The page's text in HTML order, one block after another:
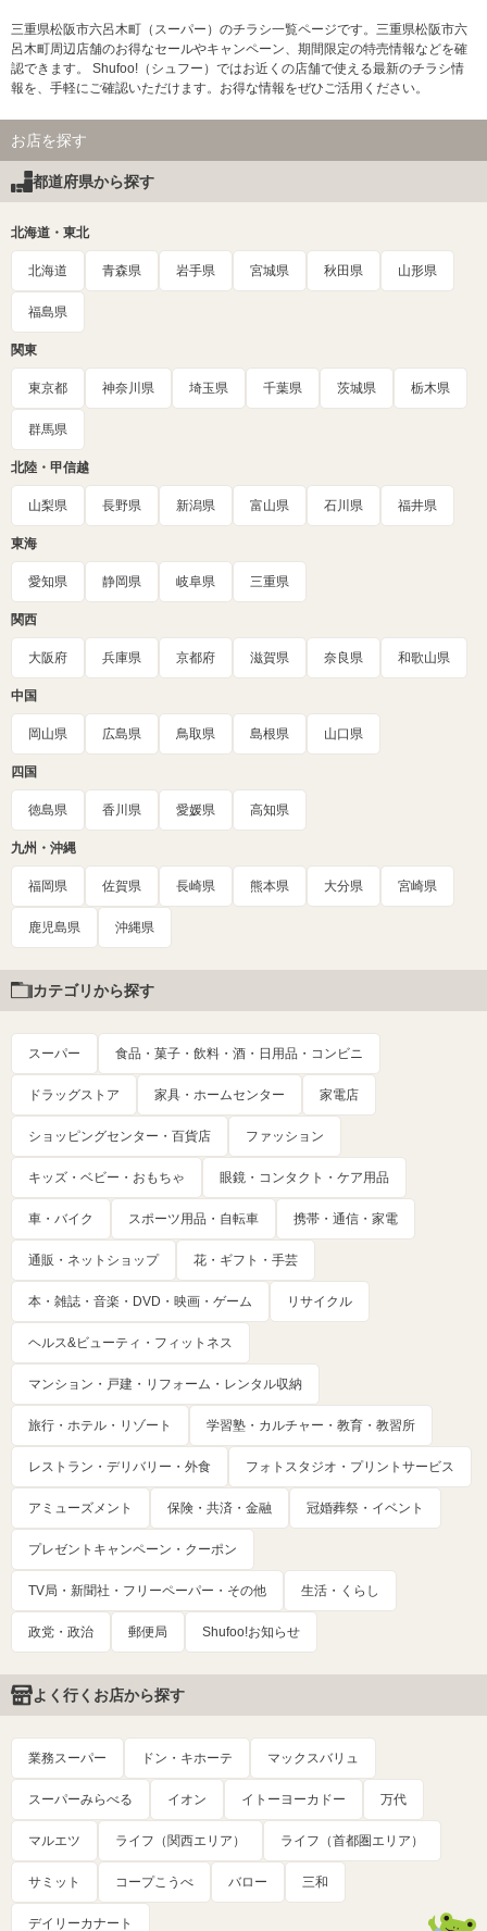
三重県松阪市六呂木町（スーパー）のチラシ一覧ページです。三重県松阪市六
呂木町周辺店舗のお得なセールやキャンペーン、期間限定の特売情報などを確
認できます。 Shufoo!（シュフー）ではお近くの店舗で使える最新のチラシ情
報を、手軽にご確認いただけます。お得な情報をぜひご活用ください。
お店を探す
都道府県から探す
北海道・東北
北海道 青森県 岩手県 宮城県 秋田県 山形県
福島県
関東
東京都 神奈川県 埼玉県 千葉県 茨城県 栃木県
群馬県
北陸・甲信越
山梨県 長野県 新潟県 富山県 石川県 福井県
東海
愛知県 静岡県 岐阜県 三重県
関西
大阪府 兵庫県 京都府 滋賀県 奈良県 和歌山県
中国
岡山県 広島県 鳥取県 島根県 山口県
四国
徳島県 香川県 愛媛県 高知県
九州・沖縄
福岡県 佐賀県 長崎県 熊本県 大分県 宮崎県
鹿児島県 沖縄県
カテゴリから探す
スーパー 食品・菓子・飲料・酒・日用品・コンビニ
ドラッグストア 家具・ホームセンター 家電店
ショッピングセンター・百貨店 ファッション
キッズ・ベビー・おもちゃ 眼鏡・コンタクト・ケア用品
車・バイク スポーツ用品・自転車 携帯・通信・家電
通販・ネットショップ 花・ギフト・手芸
本・雑誌・音楽・DVD・映画・ゲーム リサイクル
ヘルス&ビューティ・フィットネス
マンション・戸建・リフォーム・レンタル収納
旅行・ホテル・リゾート 学習塾・カルチャー・教育・教習所
レストラン・デリバリー・外食 フォトスタジオ・プリントサービス
アミューズメント 保険・共済・金融 冠婚葬祭・イベント
プレゼントキャンペーン・クーポン
TV局・新聞社・フリーペーパー・その他 生活・くらし
政党・政治 郵便局 Shufoo!お知らせ
よく行くお店から探す
業務スーパー ドン・キホーテ マックスバリュ
スーパーみらべる イオン イトーヨーカドー 万代
マルエツ ライフ（関西エリア） ライフ（首都圏エリア）
サミット コープこうべ バロー 三和
デイリーカナート